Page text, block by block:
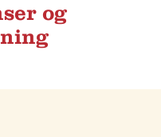
og